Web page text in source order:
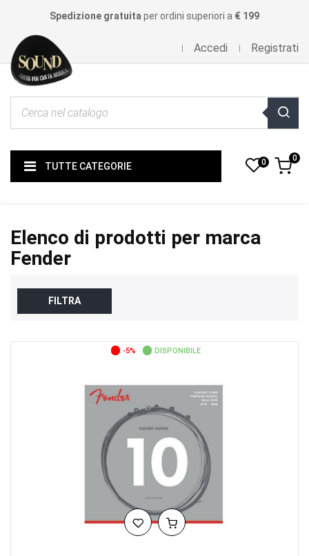
Spedizione gratuita per ordini superiori a € 199
Accedi Registrati
TUTTE CATEGORIE 0 0
Elenco di prodotti per marca
Fender
FILTRA
-5% DISPONIBILE